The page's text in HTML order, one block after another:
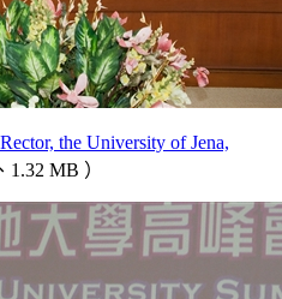
the University of Jena,
1.32 MB ）